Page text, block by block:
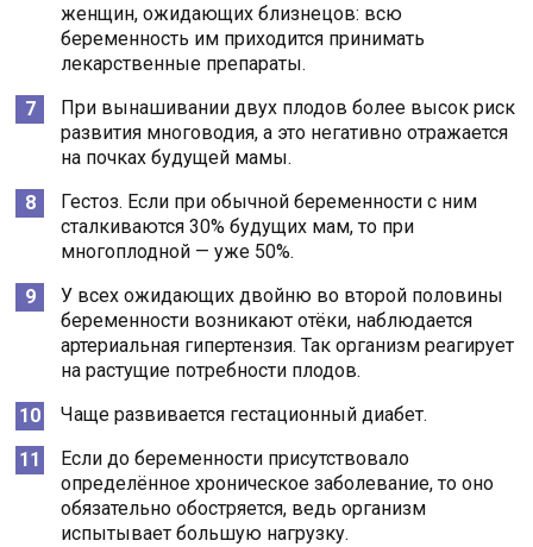
женщин, ожидающих близнецов: всю
беременность им приходится принимать
лекарственные препараты.
При вынашивании двух плодов более высок риск
развития многоводия, а это негативно отражается
на почках будущей мамы.
Гестоз. Если при обычной беременности с ним
сталкиваются 30% будущих мам, то при
многоплодной — уже 50%.
У всех ожидающих двойню во второй половины
беременности возникают отёки, наблюдается
артериальная гипертензия. Так организм реагирует
на растущие потребности плодов.
Чаще развивается гестационный диабет.
Если до беременности присутствовало
определённое хроническое заболевание, то оно
обязательно обостряется, ведь организм
испытывает большую нагрузку.